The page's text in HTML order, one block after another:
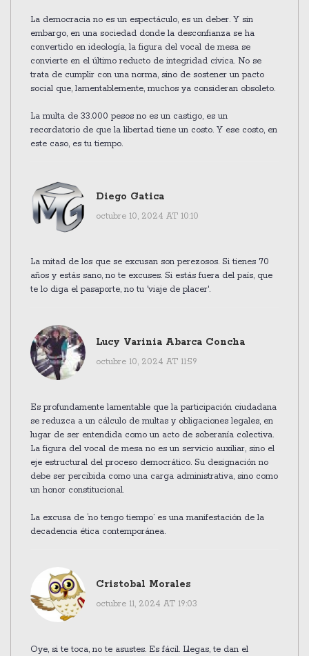
La democracia no es un espectáculo, es un deber. Y sin
embargo, en una sociedad donde la desconfianza se ha
convertido en ideología, la figura del vocal de mesa se
convierte en el último reducto de integridad cívica. No se
trata de cumplir con una norma, sino de sostener un pacto
social que, lamentablemente, muchos ya consideran obsoleto.
La multa de 33.000 pesos no es un castigo, es un
recordatorio de que la libertad tiene un costo. Y ese costo, en
este caso, es tu tiempo.
Diego Gatica
octubre 10, 2024 AT 10:10
La mitad de los que se excusan son perezosos. Si tienes 70
años y estás sano, no te excuses. Si estás fuera del país, que
te lo diga el pasaporte, no tu 'viaje de placer'.
Lucy Varinia Abarca Concha
octubre 10, 2024 AT 11:59
Es profundamente lamentable que la participación ciudadana
se reduzca a un cálculo de multas y obligaciones legales, en
lugar de ser entendida como un acto de soberanía colectiva.
La figura del vocal de mesa no es un servicio auxiliar, sino el
eje estructural del proceso democrático. Su designación no
debe ser percibida como una carga administrativa, sino como
un honor constitucional.
La excusa de ‘no tengo tiempo’ es una manifestación de la
decadencia ética contemporánea.
Cristobal Morales
octubre 11, 2024 AT 19:03
Oye, si te toca, no te asustes. Es fácil. Llegas, te dan el